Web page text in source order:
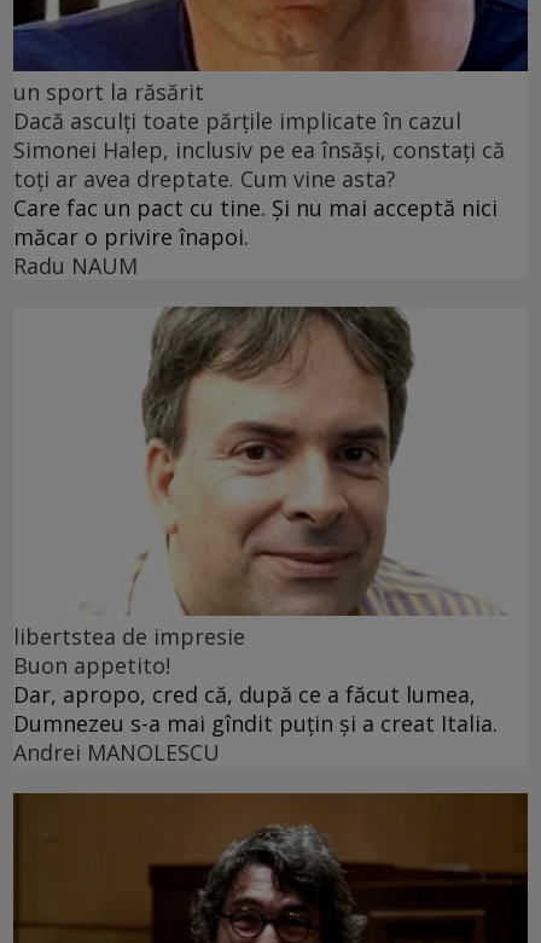
un sport la răsărit
Dacă asculți toate părțile implicate în cazul
Simonei Halep, inclusiv pe ea însăși, constați că
toți ar avea dreptate. Cum vine asta?
Care fac un pact cu tine. Și nu mai acceptă nici
măcar o privire înapoi.
Radu NAUM
libertstea de impresie
Buon appetito!
Dar, apropo, cred că, după ce a făcut lumea,
Dumnezeu s-a mai gîndit puțin și a creat Italia.
Andrei MANOLESCU